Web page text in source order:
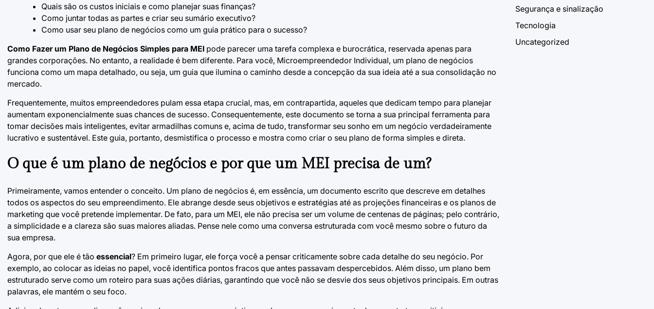
Quais são os custos iniciais e como planejar suas finanças?
Como juntar todas as partes e criar seu sumário executivo?
Como usar seu plano de negócios como um guia prático para o sucesso?
Como Fazer um Plano de Negócios Simples para MEI pode parecer uma tarefa complexa e burocrática, reservada apenas para
grandes corporações. No entanto, a realidade é bem diferente. Para você, Microempreendedor Individual, um plano de negócios
funciona como um mapa detalhado, ou seja, um guia que ilumina o caminho desde a concepção da sua ideia até a sua consolidação no
mercado.
Frequentemente, muitos empreendedores pulam essa etapa crucial, mas, em contrapartida, aqueles que dedicam tempo para planejar
aumentam exponencialmente suas chances de sucesso. Consequentemente, este documento se torna a sua principal ferramenta para
tomar decisões mais inteligentes, evitar armadilhas comuns e, acima de tudo, transformar seu sonho em um negócio verdadeiramente
lucrativo e sustentável. Este guia, portanto, desmistifica o processo e mostra como criar o seu plano de forma simples e direta.
O que é um plano de negócios e por que um MEI precisa de um?
Primeiramente, vamos entender o conceito. Um plano de negócios é, em essência, um documento escrito que descreve em detalhes
todos os aspectos do seu empreendimento. Ele abrange desde seus objetivos e estratégias até as projeções financeiras e os planos de
marketing que você pretende implementar. De fato, para um MEI, ele não precisa ser um volume de centenas de páginas; pelo contrário,
a simplicidade e a clareza são suas maiores aliadas. Pense nele como uma conversa estruturada com você mesmo sobre o futuro da
sua empresa.
Agora, por que ele é tão essencial? Em primeiro lugar, ele força você a pensar criticamente sobre cada detalhe do seu negócio. Por
exemplo, ao colocar as ideias no papel, você identifica pontos fracos que antes passavam despercebidos. Além disso, um plano bem
estruturado serve como um roteiro para suas ações diárias, garantindo que você não se desvie dos seus objetivos principais. Em outras
palavras, ele mantém o seu foco.
Segurança e sinalização
Tecnologia
Uncategorized